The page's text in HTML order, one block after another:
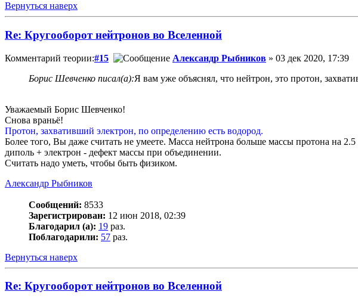
Вернуться наверх
Re: Кругооборот нейтронов во Вселенной
Комментарий теории:#15 Александр Рыбников » 03 дек 2020, 17:39
Борис Шевченко писал(а):Я вам уже объяснял, что нейтрон, это протон,
Уважаемый Борис Шевченко!
Снова враньё!
Протон, захвативший электрон, по определению есть водород.
Более того, Вы даже считать не умеете. Масса нейтрона больше массы протона на
диполь + электрон - дефект массы при объединении.
Считать надо уметь, чтобы быть физиком.
Александр Рыбников
Сообщений: 8533
Зарегистрирован: 12 июн 2018, 02:39
Благодарил (а): 19 раз.
Поблагодарили: 57 раз.
Вернуться наверх
Re: Кругооборот нейтронов во Вселенной